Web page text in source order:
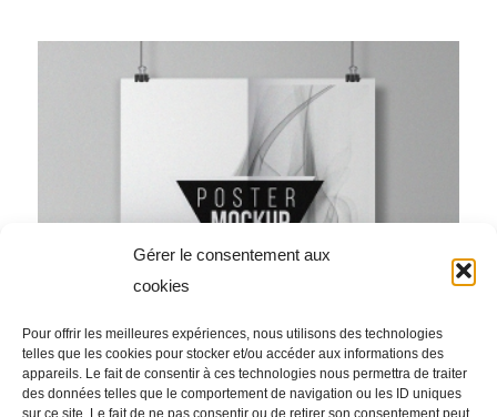
Gérer le consentement aux
cookies
Pour offrir les meilleures expériences, nous utilisons des technologies
telles que les cookies pour stocker et/ou accéder aux informations des
appareils. Le fait de consentir à ces technologies nous permettra de traiter
des données telles que le comportement de navigation ou les ID uniques
sur ce site. Le fait de ne pas consentir ou de retirer son consentement peut